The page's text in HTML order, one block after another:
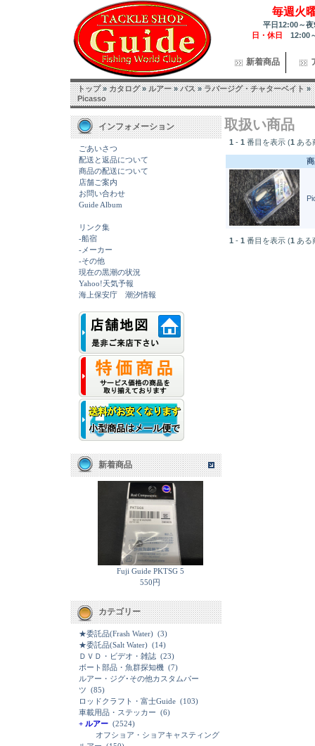
毎週火
平日12:00～
日・休日 12:00
新着商品
トップ»カタログ»ルアー»バス»ラバージグ・チャターベイト»
Picasso
インフォメーション
ごあいさつ
配送と返品について
商品の配送について
店舗ご案内
お問い合わせ
Guide Album
リンク集
-船宿
-メーカー
-その他
現在の黒潮の状況
Yahoo!天気予報
海上保安庁 潮汐情報
新着商品
Fuji Guide PKTSG 5
550円
カテゴリー
★委託品(Frash Water) (3)
★委託品(Salt Water) (14)
ＤＶＤ・ビデオ・雑誌 (23)
ボート部品・魚群探知機 (7)
ルアー・ジグ･その他カスタムパー
ツ (85)
ロッドクラフト・富士Guide (103)
車載用品・ステッカー (6)
+ ルアー (2524)
オフショア・ショアキャスティング
取扱い商品
1 - 1 番目を表示 (1 ある
1 - 1 番目を表示 (1 ある